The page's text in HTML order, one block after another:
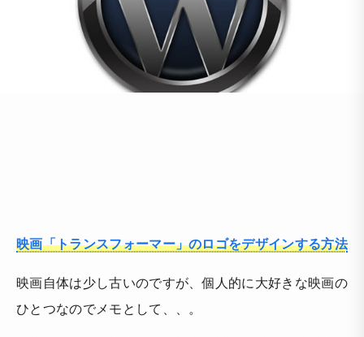
映画「トランスフォーマー」のロゴをデザインする方法
映画自体は少し古いのですが、個人的に大好きな映画の
ひとつなのでメモとして、、。